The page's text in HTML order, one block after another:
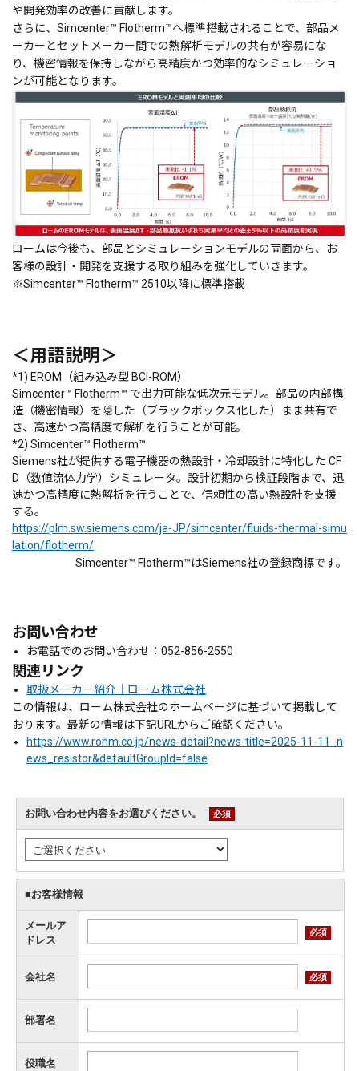
や開発効率の改善に貢献します。
さらに、Simcenter™ Flotherm™へ標準搭載されることで、部品メ
ーカーとセットメーカー間での熱解析モデルの共有が容易にな
り、機密情報を保持しながら高精度かつ効率的なシミュレーショ
ンが可能となります。
ロームは今後も、部品とシミュレーションモデルの両面から、お
客様の設計・開発を支援する取り組みを強化していきます。
※Simcenter™ Flotherm™ 2510以降に標準搭載
＜用語説明＞
*1) EROM（組み込み型 BCI-ROM）
Simcenter™ Flotherm™ で出力可能な低次元モデル。部品の内部構
造（機密情報）を隠した（ブラックボックス化した）まま共有で
き、高速かつ高精度で解析を行うことが可能。
*2) Simcenter™ Flotherm™
Siemens社が提供する電子機器の熱設計・冷却設計に特化した CF
D（数値流体力学）シミュレータ。設計初期から検証段階まで、迅
速かつ高精度に熱解析を行うことで、信頼性の高い熱設計を支援
する。
https://plm.sw.siemens.com/ja-JP/simcenter/fluids-thermal-simu
lation/flotherm/
Simcenter™ Flotherm™はSiemens社の登録商標です。
お問い合わせ
お電話でのお問い合わせ：052-856-2550
関連リンク
取扱メーカー紹介｜ローム株式会社
この情報は、ローム株式会社のホームページに基づいて掲載して
おります。最新の情報は下記URLからご確認ください。
https://www.rohm.co.jp/news-detail?news-title=2025-11-11_n
ews_resistor&defaultGroupId=false
お問い合わせ内容をお選びください。 必須
■お客様情報
メールア
ドレス
必須
会社名 必須
部署名
役職名